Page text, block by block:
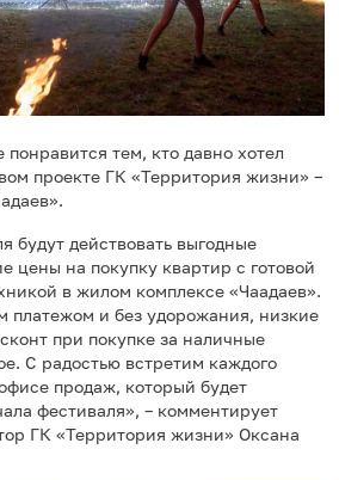
тем, кто давно хотел
проекте ГК «Территория жизни» –
будут действовать выгодные
цены на покупку квартир с готовой
в жилом комплексе «Чаадаев».
платежом и без удорожания, низкие
при покупке за наличные
С радостью встретим каждого
продаж, который будет
фестиваля», – комментирует
ГК «Территория жизни» Оксана